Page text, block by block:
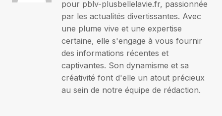
pour pblv-plusbellelavie.fr, passionnée
par les actualités divertissantes. Avec
une plume vive et une expertise
certaine, elle s'engage à vous fournir
des informations récentes et
captivantes. Son dynamisme et sa
créativité font d'elle un atout précieux
au sein de notre équipe de rédaction.